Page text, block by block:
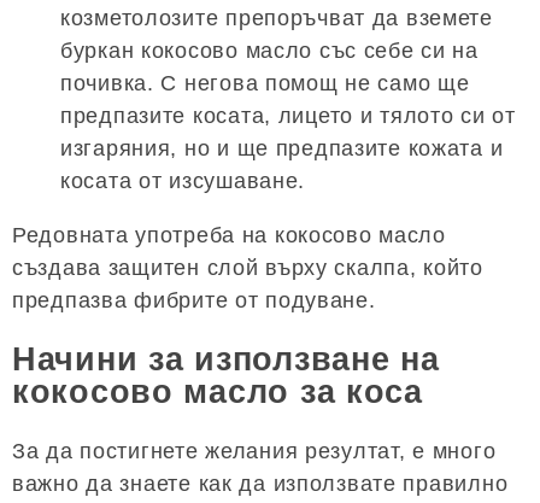
козметолозите препоръчват да вземете
буркан кокосово масло със себе си на
почивка. С негова помощ не само ще
предпазите косата, лицето и тялото си от
изгаряния, но и ще предпазите кожата и
косата от изсушаване.
Редовната употреба на кокосово масло
създава защитен слой върху скалпа, който
предпазва фибрите от подуване.
Начини за използване на
кокосово масло за коса
За да постигнете желания резултат, е много
важно да знаете как да използвате правилно